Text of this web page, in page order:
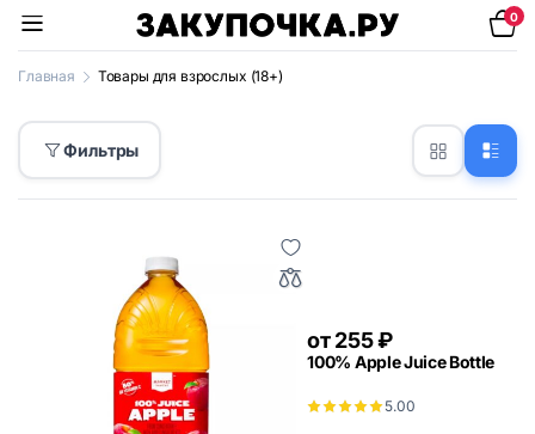
0
Главная Товары для взрослых (18+)
Фильтры
от255₽
100% Apple Juice Bottle
5.00